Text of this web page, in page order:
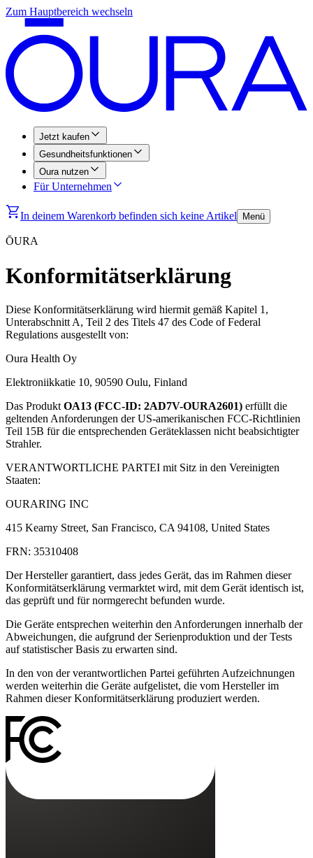
Zum Hauptbereich wechseln
Jetzt kaufen
Gesundheitsfunktionen
Oura nutzen
Für Unternehmen
In deinem Warenkorb befinden sich keine Artikel Menü
ŌURA
Konformitätserklärung
Diese Konformitätserklärung wird hiermit gemäß Kapitel 1,
Unterabschnitt A, Teil 2 des Titels 47 des Code of Federal
Regulations ausgestellt von:
Oura Health Oy
Elektroniikkatie 10, 90590 Oulu, Finland
Das Produkt OA13 (FCC-ID: 2AD7V-OURA2601) erfüllt die
geltenden Anforderungen der US-amerikanischen FCC-Richtlinien
Teil 15B für die entsprechenden Geräteklassen nicht beabsichtigter
Strahler.
VERANTWORTLICHE PARTEI mit Sitz in den Vereinigten
Staaten:
OURARING INC
415 Kearny Street, San Francisco, CA 94108, United States
FRN: 35310408
Der Hersteller garantiert, dass jedes Gerät, das im Rahmen dieser
Konformitätserklärung vermarktet wird, mit dem Gerät identisch ist,
das geprüft und für normgerecht befunden wurde.
Die Geräte entsprechen weiterhin den Anforderungen innerhalb der
Abweichungen, die aufgrund der Serienproduktion und der Tests
auf statistischer Basis zu erwarten sind.
In den von der verantwortlichen Partei geführten Aufzeichnungen
werden weiterhin die Geräte aufgelistet, die vom Hersteller im
Rahmen dieser Konformitätserklärung produziert werden.